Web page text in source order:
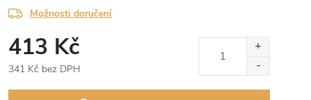
Možnosti doručení
413 Kč
341 Kč bez DPH